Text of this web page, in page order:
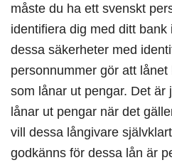
måste du ha ett svenskt
identifiera dig med ditt
dessa säkerheter med
personnummer gör att
som lånar ut pengar. Det är
lånar ut pengar när det
vill dessa långivare
godkänns för dessa lån är